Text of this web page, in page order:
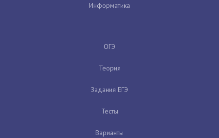
Информатика
ОГЭ
Теория
Задания ЕГЭ
Тесты
Варианты